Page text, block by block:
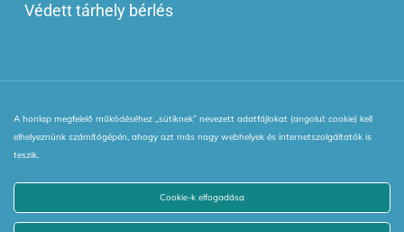
Védett tárhely bérlés
© 2013 - 2025 | Minden jog fenntartva! | Webinside Style Kft.
facebookyoutubeinstagram
A honlap megfelelő működéséhez „sütiknek” nevezett adatfájlokat (angolul: cookie) kell
elhelyeznünk számítógépén, ahogy azt más nagy webhelyek és internetszolgáltatók is
teszik.
Cookie-k elfogadása